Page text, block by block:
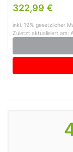
322,99 €
inkl. 19% gesetzlicher
Zuletzt aktualisiert am: